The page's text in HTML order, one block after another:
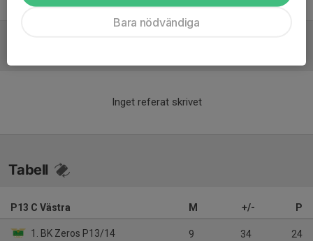
Inget referat skrivet
Tabell
P13 C Västra M +/- P
1. BK Zeros P13/14 9 34 24
Bara nödvändiga